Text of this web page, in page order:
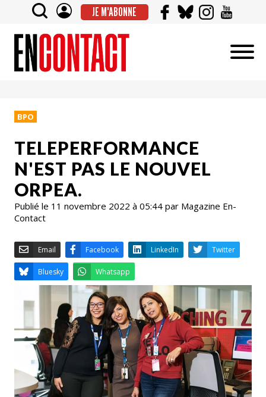
JE M'ABONNE
BPO
TELEPERFORMANCE
N'EST PAS LE NOUVEL
ORPEA.
Publié le 11 novembre 2022 à 05:44 par Magazine En-
Contact
Email Facebook LinkedIn
Bluesky Whatsapp